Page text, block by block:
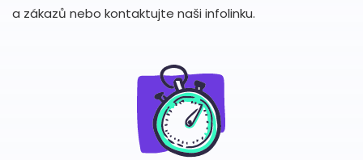
a zákazů nebo kontaktujte naši infolinku.